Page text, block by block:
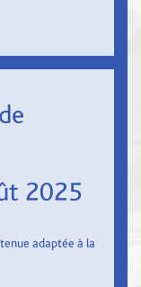
2025
adaptée à la